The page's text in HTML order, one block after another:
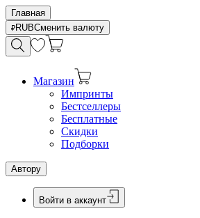
Главная
RUBСменить валюту
Магазин
Импринты
Бестселлеры
Бесплатные
Скидки
Подборки
Автору
Войти в аккаунт